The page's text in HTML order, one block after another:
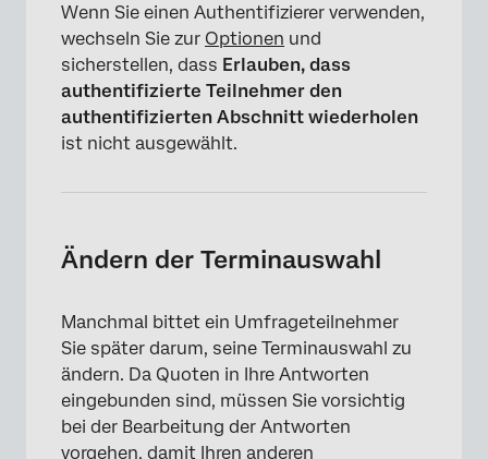
Wenn Sie einen Authentifizierer verwenden,
wechseln Sie zur Optionen und
sicherstellen, dass Erlauben, dass
authentifizierte Teilnehmer den
authentifizierten Abschnitt wiederholen
ist nicht ausgewählt.
Ändern der Terminauswahl
Manchmal bittet ein Umfrageteilnehmer
Sie später darum, seine Terminauswahl zu
ändern. Da Quoten in Ihre Antworten
eingebunden sind, müssen Sie vorsichtig
bei der Bearbeitung der Antworten
vorgehen, damit Ihren anderen